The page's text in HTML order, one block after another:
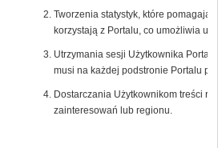
Tworzenia statystyk, które pomagają
korzystają z Portalu, co umożliwia
Utrzymania sesji Użytkownika
musi na każdej podstronie Portalu
Dostarczania Użytkownikom treści
zainteresowań lub regionu.